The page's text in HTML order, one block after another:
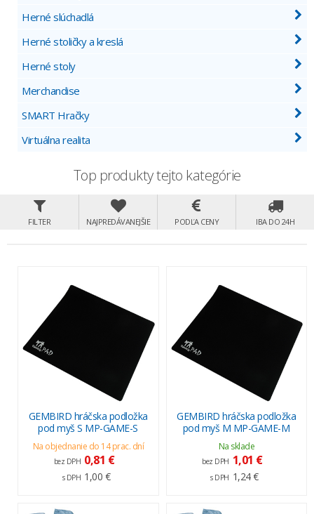
Herné slúchadlá
Herné stoličky a kreslá
Herné stoly
Merchandise
SMART Hračky
Virtuálna realita
Top produkty tejto kategórie
FILTER NAJPREDÁVANEJŠIE PODĽA CENY IBA DO 24H
GEMBIRD hráčska podložka
pod myš S MP-GAME-S
Na objednanie do 14 prac. dní
bez DPH 0,81 €
s DPH 1,00 €
GEMBIRD hráčska podložka
pod myš M MP-GAME-M
Na sklade
bez DPH 1,01 €
s DPH 1,24 €